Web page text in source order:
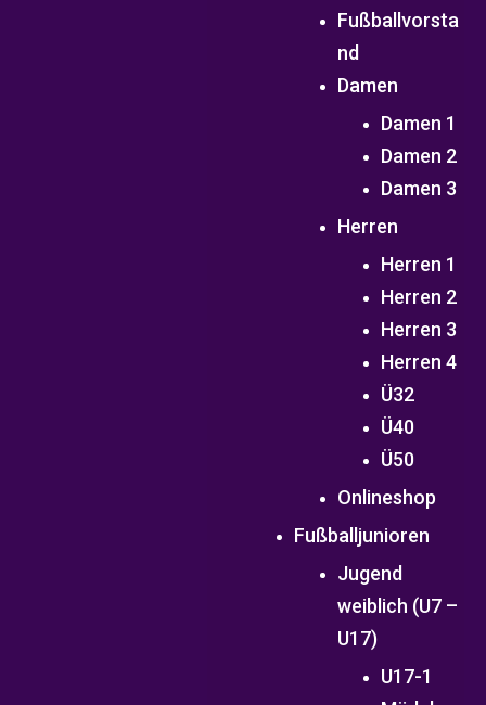
Fußballvorsta
nd
Damen
Damen 1
Damen 2
Damen 3
Herren
Herren 1
Herren 2
Herren 3
Herren 4
Ü32
Ü40
Ü50
Onlineshop
Fußballjunioren
Jugend
weiblich (U7 –
U17)
U17-1